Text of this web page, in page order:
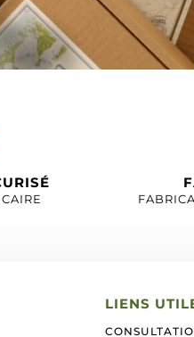
LIENS